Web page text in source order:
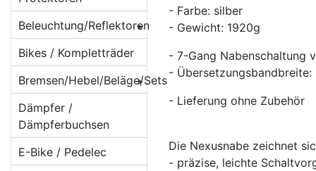
- Farbe: silber
- Gewicht: 1920g
- 7-Gang Nabenschaltung
- Übersetzungsbandbreite:
- Lieferung ohne Zubehör
Die Nexusnabe zeichnet
- präzise, leichte
Beleuchtung/Reflektoren
Beleuchtung für
Batteriebetrieb
Beleuchtung für
Dynamobetrieb
Beleuchtung für
E-Bikes/ Pedelec
Bikes / Kompletträder
Bremsen/Hebel/Beläge/Sets
BMX Bremsen
Bremsbeläge
Beläge für
Bremsen
Dämpfer /
Dämpferbuchsen
E-Bike / Pedelec